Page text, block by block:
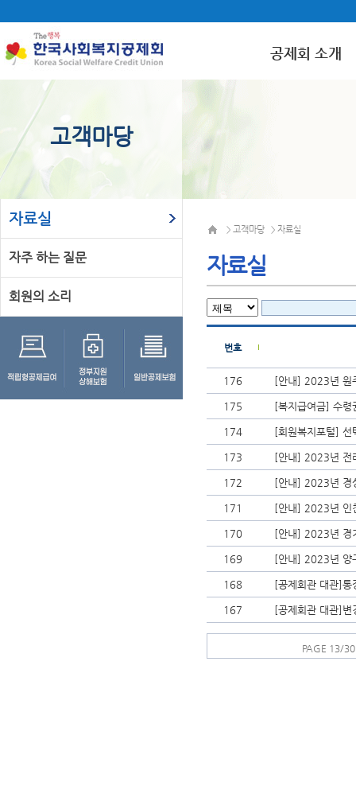
공제회 소개
고객마당
자료실
자주 하는 질문
회원의 소리
> 고객마당 > 자료실
자료실
번호
176 [안내] 2023년 원
175 [복지급여금] 수령
174 [회원복지포털] 선
173 [안내] 2023년 전
172 [안내] 2023년 경
171 [안내] 2023년 인
170 [안내] 2023년 경
169 [안내] 2023년 양
168 [공제회관 대관]통
167 [공제회관 대관]변
PAGE 13/30